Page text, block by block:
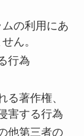
の利用にあ
ん。
行為
る著作権、
害する行為
他第三者の